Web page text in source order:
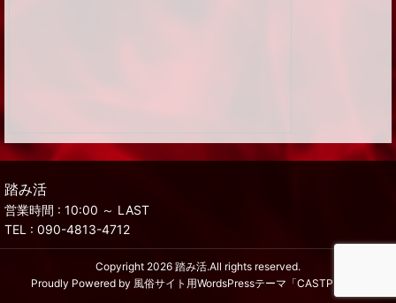
踏み活
営業時間 : 10:00 ～ LAST
TEL : 090-4813-4712
Copyright 2026 踏み活.All rights reserved.
Proudly Powered by 風俗サイト用WordsPressテーマ「CASTPRO5」